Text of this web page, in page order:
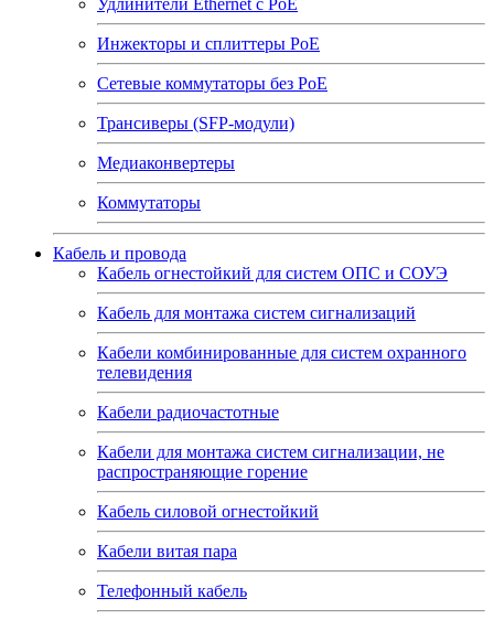
Удлинители Ethernet с PoE
Инжекторы и сплиттеры РоЕ
Сетевые коммутаторы без РоЕ
Трансиверы (SFP-модули)
Медиаконвертеры
Коммутаторы
Кабель и провода
Кабель огнестойкий для систем ОПС и СОУЭ
Кабель для монтажа систем сигнализаций
Кабели комбинированные для систем охранного
телевидения
Кабели радиочастотные
Кабели для монтажа систем сигнализации, не
распространяющие горение
Кабель силовой огнестойкий
Кабели витая пара
Телефонный кабель